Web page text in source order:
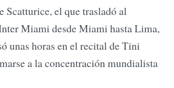
Scatturice, el que trasladó al
Miami desde Miami hasta Lima,
unas horas en el recital de Tini
a la concentración mundialista